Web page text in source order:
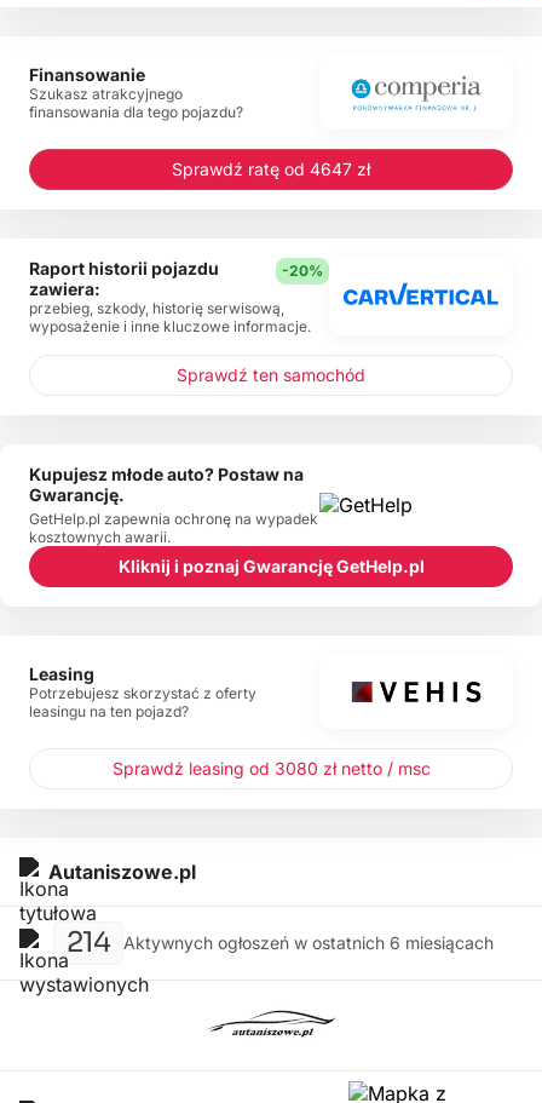
Autaniszowe.pl
214 Aktywnych ogłoszeń w ostatnich 6 miesiącach
Finansowanie
Szukasz atrakcyjnego
finansowania dla tego pojazdu?
Sprawdź ratę od 4647 zł
Raport historii pojazdu
zawiera:
-20%
przebieg, szkody, historię serwisową,
wyposażenie i inne kluczowe informacje.
Sprawdź ten samochód
Kupujesz młode auto? Postaw na
Gwarancję.
GetHelp.pl zapewnia ochronę na wypadek
kosztownych awarii.
Kliknij i poznaj Gwarancję GetHelp.pl
Leasing
Potrzebujesz skorzystać z oferty
leasingu na ten pojazd?
Sprawdź leasing od 3080 zł netto / msc